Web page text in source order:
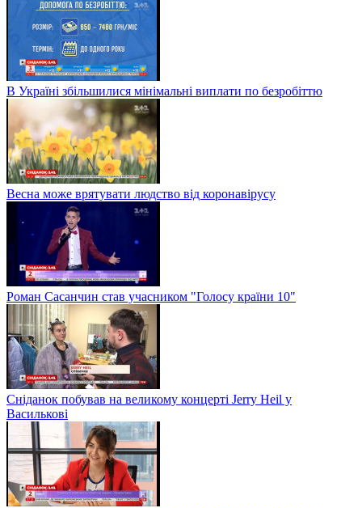
В Україні збільшилися мінімальні виплати по безробіттю
Весна може врятувати людство від коронавірусу
Роман Сасанчин став учасником "Голосу країни 10"
Сніданок побував на великому концерті Jerry Heil у
Василькові